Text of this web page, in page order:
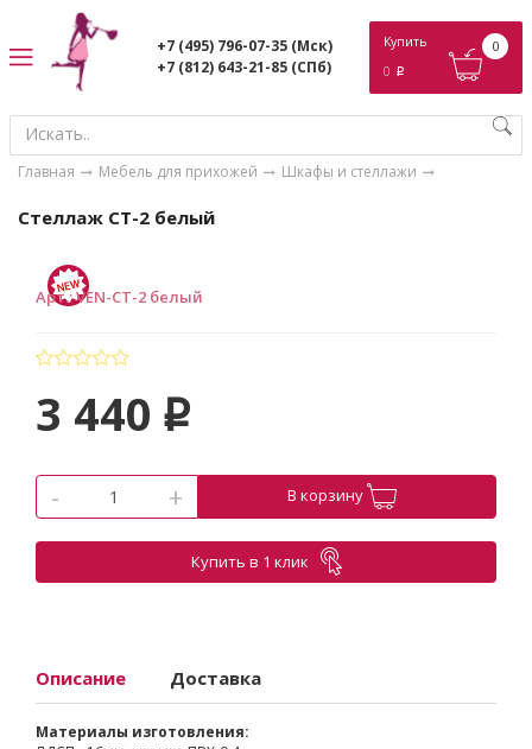
+7 (495) 796-07-35 (Мск)
+7 (812) 643-21-85 (СПб)
Купить
0 p
0
Главная Мебель для прихожей Шкафы и стеллажи
Стеллаж СТ-2 белый
Арт.:VEN-СТ-2 белый
3 440 p
- + В корзину
Купить в 1 клик
Описание Доставка
Материалы изготовления: